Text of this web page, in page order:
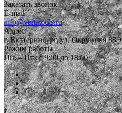
Заказать звонок
E-mail
info@vertatools.ru
Адрес
г. Екатеринбург, ул. Окружная 88Э
Режим работы
Пн. – Пт.: с 9:00 до 18:00